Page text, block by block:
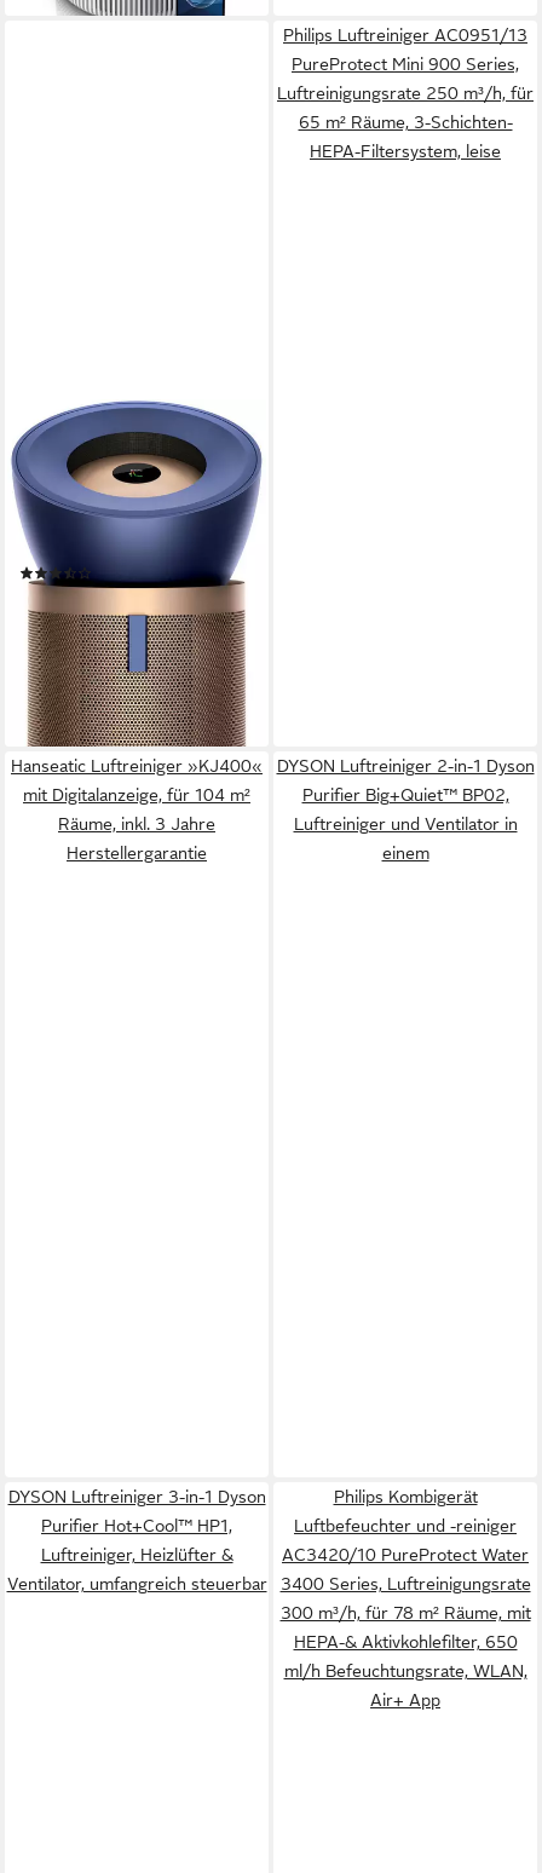
DYSON
Luftreiniger 2-in-1 Dyson
Purifier Big+Quiet™
Formaldehyde BP04
HEPA-13 / Aktivkohlefilter
Filtersystem
(7)
999,00 €
lieferbar - in 1-2 Werktagen bei dir
Philips Luftreiniger AC0951/13
PureProtect Mini 900 Series,
Luftreinigungsrate 250 m³/h, für
65 m² Räume, 3-Schichten-
HEPA-Filtersystem, leise
Hanseatic Luftreiniger »KJ400«
mit Digitalanzeige, für 104 m²
Räume, inkl. 3 Jahre
Herstellergarantie
DYSON Luftreiniger 2-in-1 Dyson
Purifier Big+Quiet™ BP02,
Luftreiniger und Ventilator in
einem
DYSON Luftreiniger 3-in-1 Dyson
Purifier Hot+Cool™ HP1,
Luftreiniger, Heizlüfter &
Ventilator, umfangreich steuerbar
Philips Kombigerät
Luftbefeuchter und -reiniger
AC3420/10 PureProtect Water
3400 Series, Luftreinigungsrate
300 m³/h, für 78 m² Räume, mit
HEPA-& Aktivkohlefilter, 650
ml/h Befeuchtungsrate, WLAN,
Air+ App